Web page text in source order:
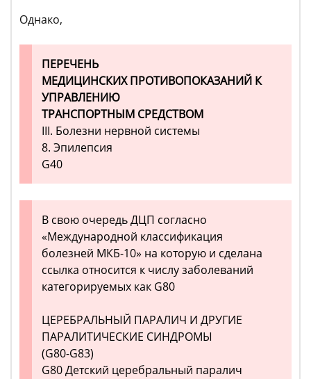
Однако,
ПЕРЕЧЕНЬ
МЕДИЦИНСКИХ ПРОТИВОПОКАЗАНИЙ К
УПРАВЛЕНИЮ
ТРАНСПОРТНЫМ СРЕДСТВОМ
III. Болезни нервной системы
8. Эпилепсия
G40
В свою очередь ДЦП согласно
«Международной классификация
болезней МКБ-10» на которую и сделана
ссылка относится к числу заболеваний
категорируемых как G80
ЦЕРЕБРАЛЬНЫЙ ПАРАЛИЧ И ДРУГИЕ
ПАРАЛИТИЧЕСКИЕ СИНДРОМЫ
(G80-G83)
G80 Детский церебральный паралич